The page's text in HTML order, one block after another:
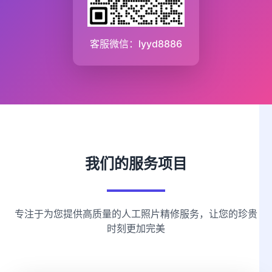
客服微信：lyyd8886
我们的服务项目
专注于为您提供高质量的人工照片精修服务，让您的珍贵
时刻更加完美